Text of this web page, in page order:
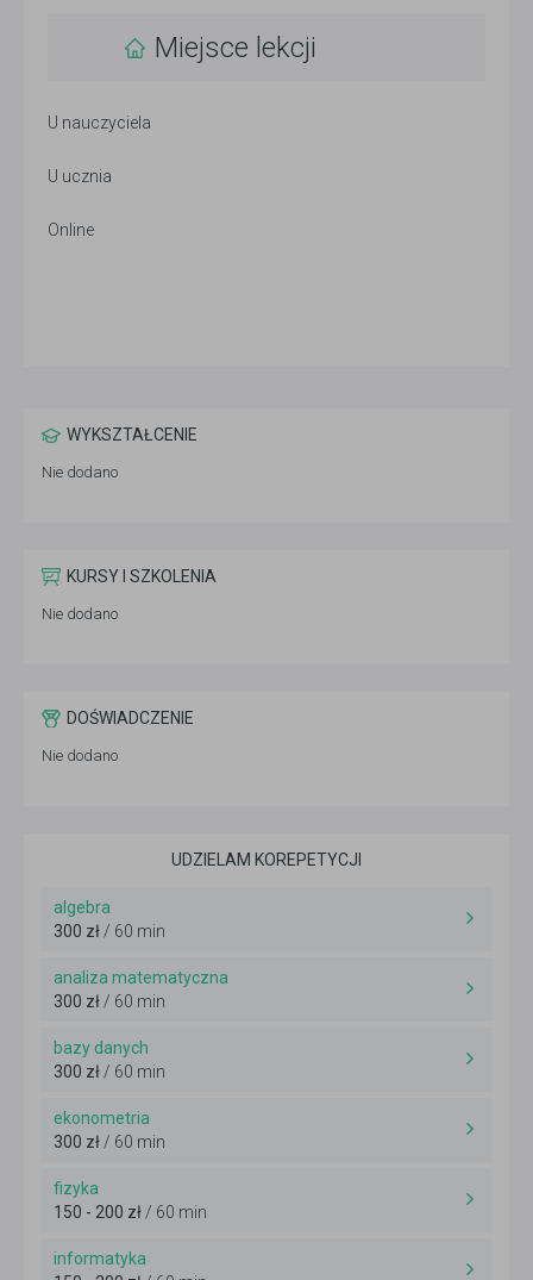
Miejsce lekcji
U nauczyciela
U ucznia
Online
WYKSZTAŁCENIE
Nie dodano
KURSY I SZKOLENIA
Nie dodano
DOŚWIADCZENIE
Nie dodano
UDZIELAM KOREPETYCJI
algebra
300 zł/ 60 min
analiza matematyczna
300 zł/ 60 min
bazy danych
300 zł/ 60 min
ekonometria
300 zł/ 60 min
fizyka
150 - 200 zł/ 60 min
informatyka